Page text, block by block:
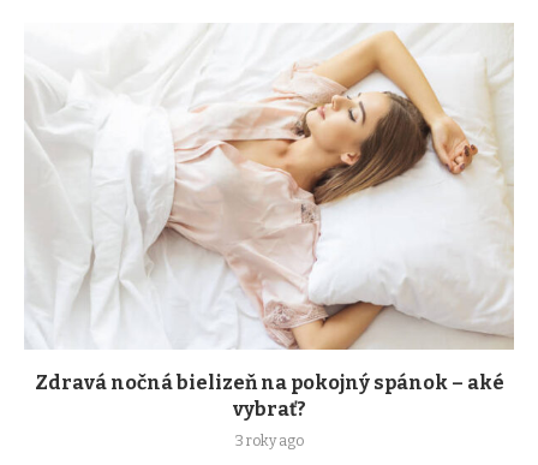
Zdravá nočná bielizeň na pokojný spánok – aké
vybrať?
3 roky ago